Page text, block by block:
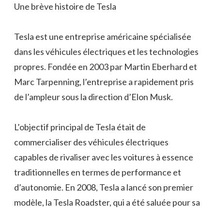
Une brève histoire de Tesla
Tesla est une entreprise américaine spécialisée
dans les véhicules électriques et les technologies
propres. Fondée en 2003 par Martin Eberhard et
Marc Tarpenning, l’entreprise a rapidement pris
de l’ampleur sous la direction d’Elon Musk.
L’objectif principal de Tesla était de
commercialiser des véhicules électriques
capables de rivaliser avec les voitures à essence
traditionnelles en termes de performance et
d’autonomie. En 2008, Tesla a lancé son premier
modèle, la Tesla Roadster, qui a été saluée pour sa